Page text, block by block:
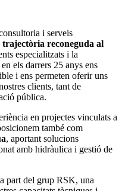
i serveis
trajectòria reconeguda al
especialitzats i la
els darrers 25 anys ens
i ens permeten oferir uns
clients, tant de
pública.
en projectes vinculats a
també com
, aportant solucions
amb hidràulica i gestió de
part del grup RSK, una